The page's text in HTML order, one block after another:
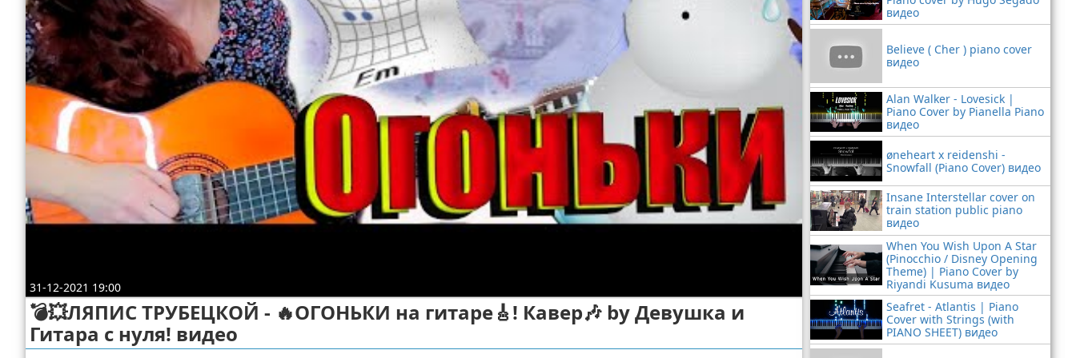
Отказ от ответственности
31-12-2021 19:00
💣💥ЛЯПИС ТРУБЕЦКОЙ - 🔥ОГОНЬКИ на гитаре🎸! Кавер🎶 by Девушка и
Гитара с нуля! видео
видео
Believe ( Cher ) piano cover
видео
Alan Walker - Lovesick |
Piano Cover by Pianella Piano
видео
øneheart x reidenshi -
Snowfall (Piano Cover) видео
Insane Interstellar cover on
train station public piano
видео
When You Wish Upon A Star
(Pinocchio / Disney Opening
Theme) | Piano Cover by
Riyandi Kusuma видео
Seafret - Atlantis | Piano
Cover with Strings (with
PIANO SHEET) видео